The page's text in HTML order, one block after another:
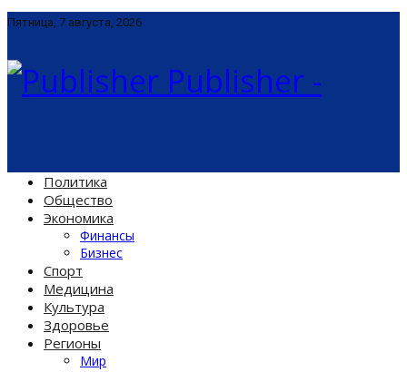
Пятница, 7 августа, 2026
Publisher -
Политика
Общество
Экономика
Финансы
Бизнес
Спорт
Медицина
Культура
Здоровье
Регионы
Мир